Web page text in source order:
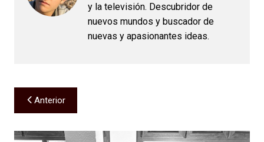
y la televisión. Descubridor de
nuevos mundos y buscador de
nuevas y apasionantes ideas.
Navegación
de
entradas
Anterior